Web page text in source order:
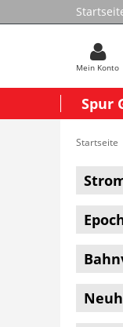
Mein Konto
Spur
Startseite